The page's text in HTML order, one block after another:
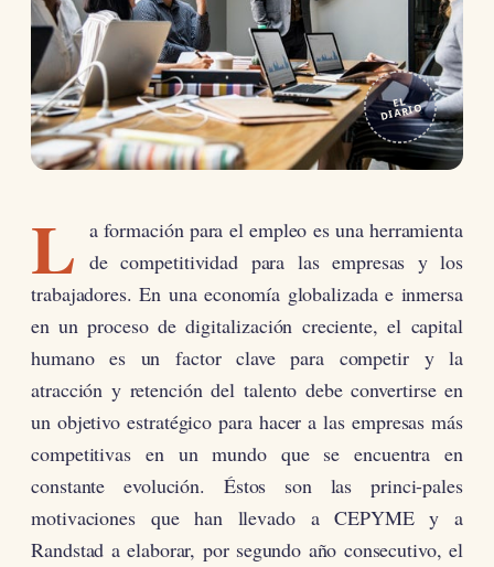
EL
DIARIO
L a formación para el empleo es una herramienta
de competitividad para las empresas y los
trabajadores. En una economía globalizada e inmersa
en un proceso de digitalización creciente, el capital
humano es un factor clave para competir y la
atracción y retención del talento debe convertirse en
un objetivo estratégico para hacer a las empresas más
competitivas en un mundo que se encuentra en
constante evolución. Éstos son las princi-pales
motivaciones que han llevado a CEPYME y a
Randstad a elaborar, por segundo año consecutivo, el